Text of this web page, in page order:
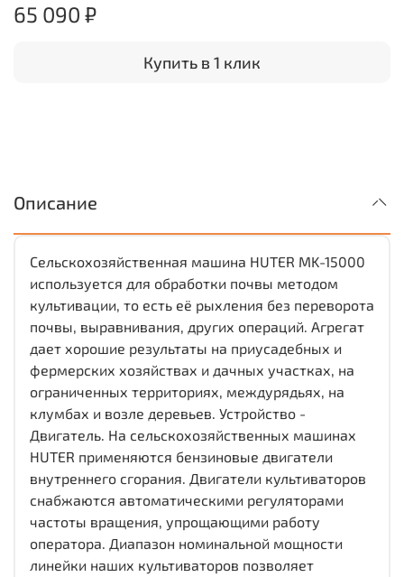
65 090 ₽
Купить в 1 клик
Описание
Сельскохозяйственная машина HUTER MK-15000
используется для обработки почвы методом
культивации, то есть её рыхления без переворота
почвы, выравнивания, других операций. Агрегат
дает хорошие результаты на приусадебных и
фермерских хозяйствах и дачных участках, на
ограниченных территориях, междурядьях, на
клумбах и возле деревьев. Устройство -
Двигатель. На сельскохозяйственных машинах
HUTER применяются бензиновые двигатели
внутреннего сгорания. Двигатели культиваторов
снабжаются автоматическими регуляторами
частоты вращения, упрощающими работу
оператора. Диапазон номинальной мощности
линейки наших культиваторов позволяет